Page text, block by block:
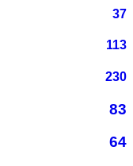
37
113
230
83
64